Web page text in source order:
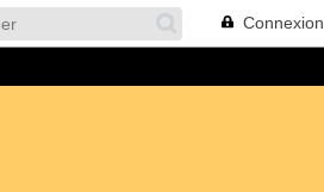
Connexion